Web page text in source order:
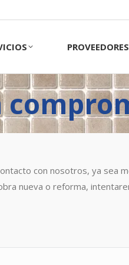
con nosotros, ya sea
nueva o reforma,
PROVEEDORES